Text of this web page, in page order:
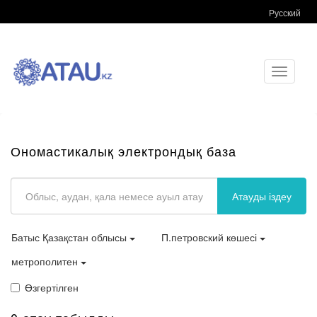
Русский
Toggle
Ономастикалық электрондық база
Атауды іздеу
Батыс Қазақстан облысы
П.петровский көшесі
метрополитен
Өзгертілген